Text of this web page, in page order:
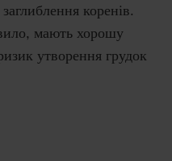
коренів.
мають хорошу
утворення грудок